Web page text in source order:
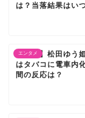
は？当落結果はい
エンタメ
【炎上】松田ゆう
はタバコに電車内
間の反応は？